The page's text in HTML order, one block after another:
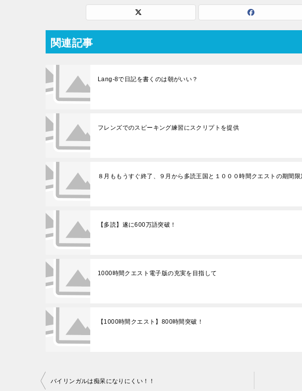
関連記事
Lang-8で日記を書くのは朝がいい？
フレンズでのスピーキング練習にスクリプトを提供
８月ももうすぐ終了、９月から多読王国と１０００時間クエストの期間
【多読】遂に600万語突破！
1000時間クエスト電子版の充実を目指して
【1000時間クエスト】800時間突破！
投バイリンガルは痴呆になりにくい！！